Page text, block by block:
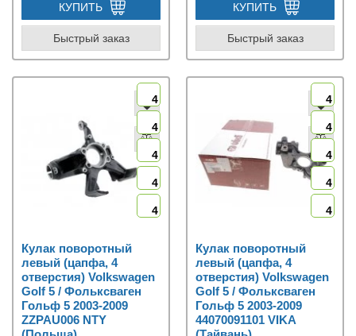
КУПИТЬ
Быстрый заказ
КУПИТЬ
Быстрый заказ
4
4
4
4
4
Кулак поворотный
левый (цапфа, 4
отверстия) Volkswagen
Golf 5 / Фольксваген
Гольф 5 2003-2009
ZZPAU006 NTY
4
4
4
4
4
Кулак поворотный
левый (цапфа, 4
отверстия) Volkswagen
Golf 5 / Фольксваген
Гольф 5 2003-2009
44070091101 VIKA